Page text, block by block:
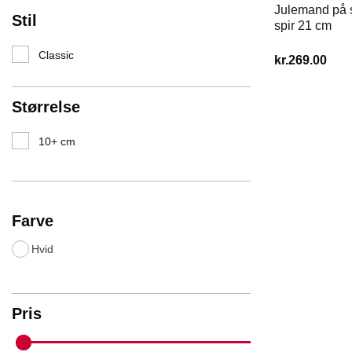
Stil
Classic
Størrelse
10+ cm
Farve
Hvid
Pris
Julemand på
spir 21 cm
kr.269.00